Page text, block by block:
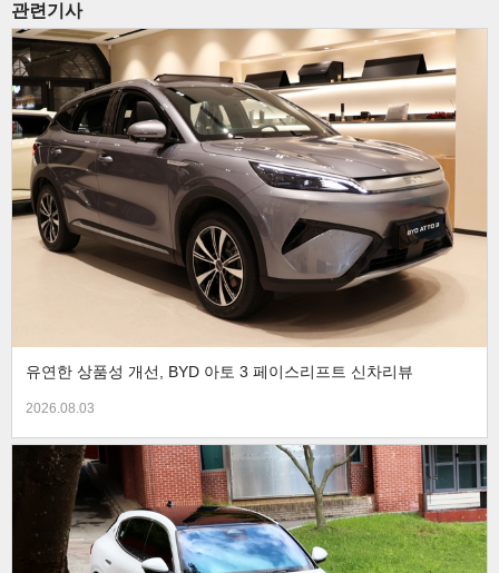
관련기사
유연한 상품성 개선, BYD 아토 3 페이스리프트 신차리뷰
2026.08.03